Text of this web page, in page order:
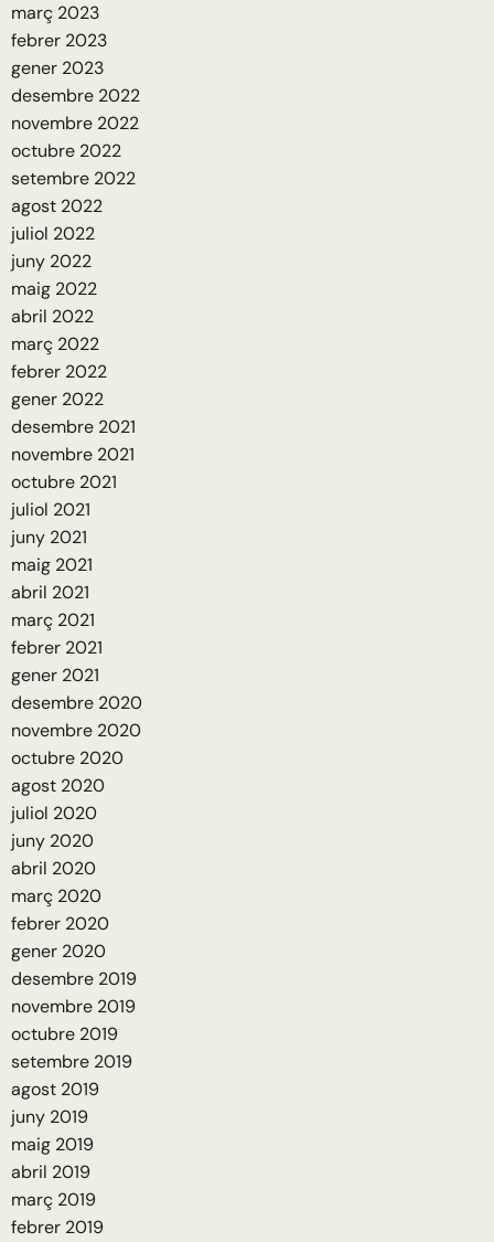
març 2023
febrer 2023
gener 2023
desembre 2022
novembre 2022
octubre 2022
setembre 2022
agost 2022
juliol 2022
juny 2022
maig 2022
abril 2022
març 2022
febrer 2022
gener 2022
desembre 2021
novembre 2021
octubre 2021
juliol 2021
juny 2021
maig 2021
abril 2021
març 2021
febrer 2021
gener 2021
desembre 2020
novembre 2020
octubre 2020
agost 2020
juliol 2020
juny 2020
abril 2020
març 2020
febrer 2020
gener 2020
desembre 2019
novembre 2019
octubre 2019
setembre 2019
agost 2019
juny 2019
maig 2019
abril 2019
març 2019
febrer 2019